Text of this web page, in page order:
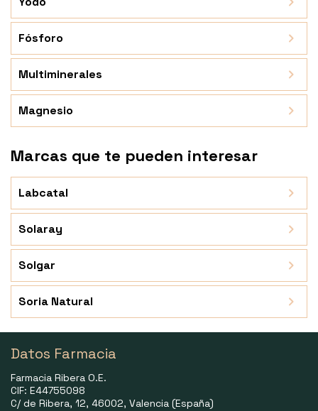
Fósforo
Multiminerales
Magnesio
Marcas que te pueden interesar
Labcatal
Solaray
Solgar
Soria Natural
Datos Farmacia
Farmacia Ribera O.E.
CIF: E44755098
C/ de Ribera, 12, 46002, Valencia (España)